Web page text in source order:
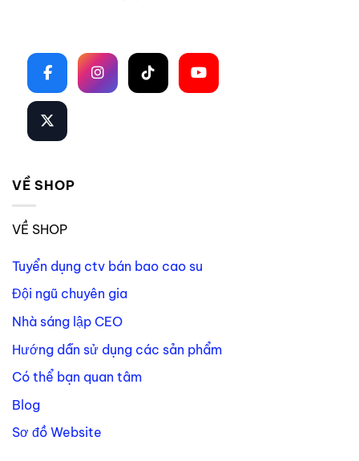
VỀ SHOP
VỀ SHOP
Tuyển dụng ctv bán bao cao su
Đội ngũ chuyên gia
Nhà sáng lập CEO
Hướng dẫn sử dụng các sản phẩm
Có thể bạn quan tâm
Blog
Sơ đồ Website